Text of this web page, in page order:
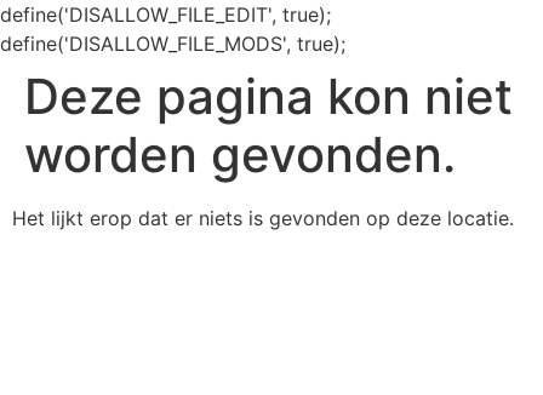
define('DISALLOW_FILE_EDIT', true);
define('DISALLOW_FILE_MODS', true);
Deze pagina kon niet
worden gevonden.
Het lijkt erop dat er niets is gevonden op deze locatie.